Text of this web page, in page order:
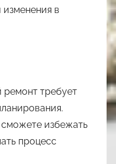
изменения в
ремонт требует
избежать
процесс